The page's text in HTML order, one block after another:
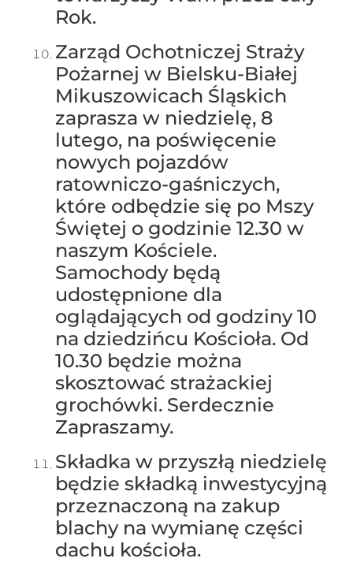
Rok.
Zarząd Ochotniczej Straży
Pożarnej w Bielsku-Białej
Mikuszowicach Śląskich
zaprasza w niedzielę, 8
lutego, na poświęcenie
nowych pojazdów
ratowniczo-gaśniczych,
które odbędzie się po Mszy
Świętej o godzinie 12.30 w
naszym Kościele.
Samochody będą
udostępnione dla
oglądających od godziny 10
na dziedzińcu Kościoła. Od
10.30 będzie można
skosztować strażackiej
grochówki. Serdecznie
Zapraszamy.
Składka w przyszłą niedzielę
będzie składką inwestycyjną
przeznaczoną na zakup
blachy na wymianę części
dachu kościoła.